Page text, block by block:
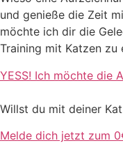
und genieße die Zeit
möchte ich dir die
Training mit Katzen zu
YESS! Ich möchte die
Willst du mit deiner
Melde dich jetzt zum